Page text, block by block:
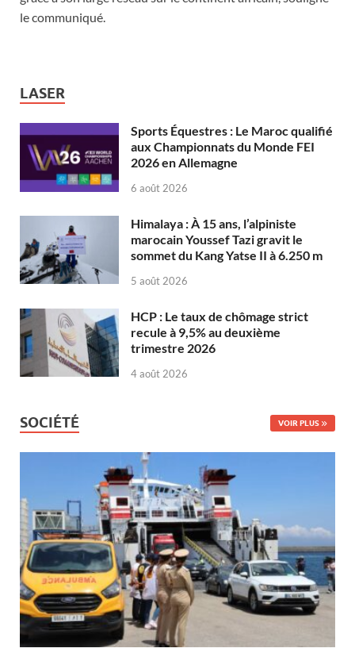
le communiqué.
LASER
Sports Équestres : Le Maroc qualifié
aux Championnats du Monde FEI
2026 en Allemagne
6 août 2026
Himalaya : À 15 ans, l’alpiniste
marocain Youssef Tazi gravit le
sommet du Kang Yatse II à 6.250 m
5 août 2026
HCP : Le taux de chômage strict
recule à 9,5% au deuxième
trimestre 2026
4 août 2026
SOCIÉTÉ VOIR PLUS